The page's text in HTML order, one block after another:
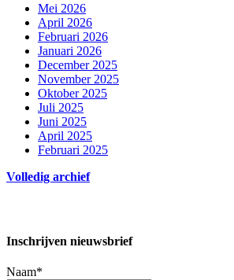
Mei 2026
April 2026
Februari 2026
Januari 2026
December 2025
November 2025
Oktober 2025
Juli 2025
Juni 2025
April 2025
Februari 2025
Volledig archief
Inschrijven nieuwsbrief
Naam*